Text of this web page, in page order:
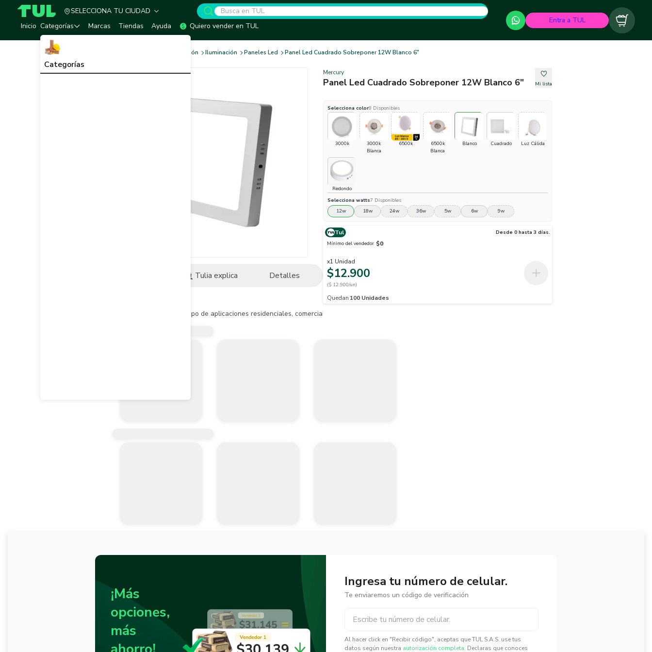
TUL - Tu Marketplace de Construcción
SELECCIONA TU CIUDAD
Inicio Categorías
Categorías
Marcas Tiendas Ayuda Quiero vender en TUL
Entra a TUL Carrito
Sistema Eléctrico e Iluminación Iluminación Paneles Led Panel Led Cuadrado Sobreponer 12W Blanco 6"
Tulia explica Detalles
- Panel LED ideal para todo tipo de aplicaciones residenciales, comerciales y oficinas.
Mercury
Panel Led Cuadrado Sobreponer 12W Blanco 6" Mi lista
Selecciona color8 Disponibles
3000k
3000k
Blanca
6500k
6500k
Blanca
Blanco Cuadrado Luz Cálida
Redondo
Selecciona watts7 Disponibles
12w
18w 24w 36w 5w 6w 9w
Tul
Desde 0 hasta 3 días.
Mínimo del vendedor $0
x1 Unidad
$12.900
($ 12.900/un)
Quedan 100 Unidades
¡Más
opciones,
más
Ingresa tu número de celular.
Te enviaremos un código de verificación
Al hacer click en "Recibir código", aceptas que TUL S.A.S. use tus
datos según nuestra autorización completa. Declaras que conoces